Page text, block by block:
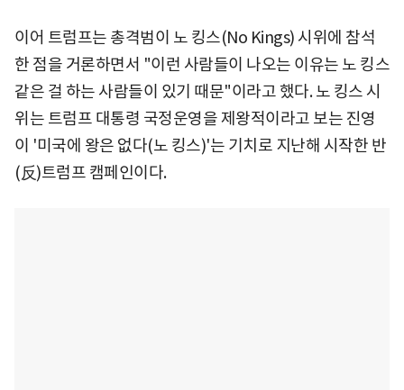
이어 트럼프는 총격범이 노 킹스(No Kings) 시위에 참석
한 점을 거론하면서 "이런 사람들이 나오는 이유는 노 킹스
같은 걸 하는 사람들이 있기 때문"이라고 했다. 노 킹스 시
위는 트럼프 대통령 국정운영을 제왕적이라고 보는 진영
이 '미국에 왕은 없다(노 킹스)'는 기치로 지난해 시작한 반
(反)트럼프 캠페인이다.